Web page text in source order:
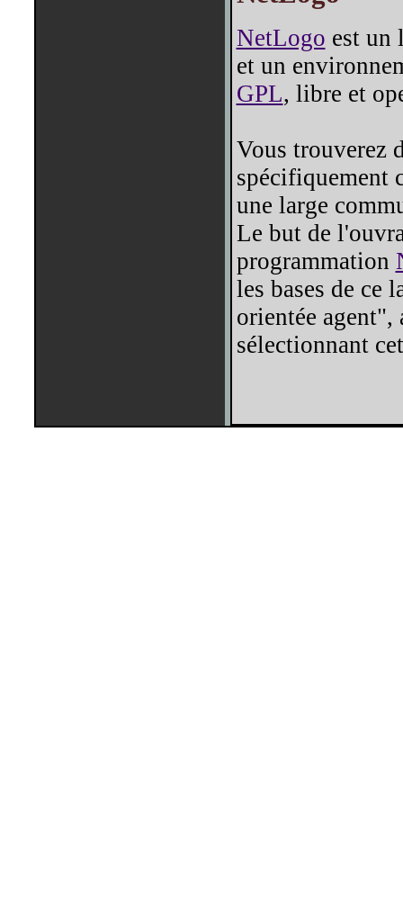
NetLogo est un
et un
GPL, libre et
Vous trouverez
spécifiquement
une large
Le but de
programmation
les bases de ce
orientée agent",
sélectionnant